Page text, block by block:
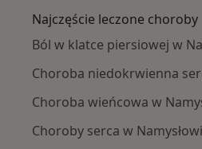
Najczęście leczone choroby
Ból w klatce piersiowej w
Choroba niedokrwienna
Choroba wieńcowa w
Choroby serca w